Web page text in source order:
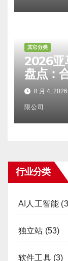
其它分类
2026亚
盘点：
避坑
8 月 4, 2026
限公司
行业分类
AI人工智能
独立站 (53)
软件工具(3)